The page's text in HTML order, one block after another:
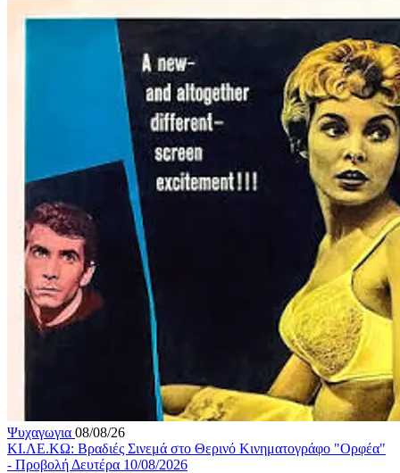
Ψυχαγωγια 08/08/26
ΚΙ.ΛΕ.ΚΩ: Βραδιές Σινεμά στο Θερινό Κινηματογράφο "Ορφέα"
- Προβολή Δευτέρα 10/08/2026